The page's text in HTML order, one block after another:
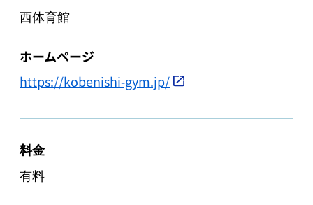
西体育館
ホームページ
https://kobenishi-gym.jp/
料金
有料